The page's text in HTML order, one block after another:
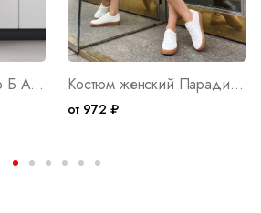
Пижама женская Кэр Б Арт. 10401 Костюм женский Парадиз М Арт. 10404
от 972 ₽